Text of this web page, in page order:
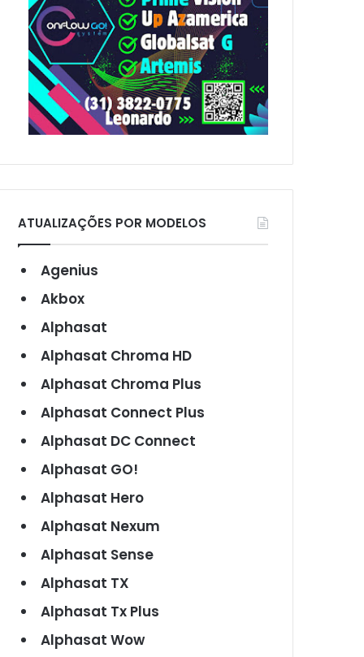
ATUALIZAÇÕES POR MODELOS
Agenius
Akbox
Alphasat
Alphasat Chroma HD
Alphasat Chroma Plus
Alphasat Connect Plus
Alphasat DC Connect
Alphasat GO!
Alphasat Hero
Alphasat Nexum
Alphasat Sense
Alphasat TX
Alphasat Tx Plus
Alphasat Wow